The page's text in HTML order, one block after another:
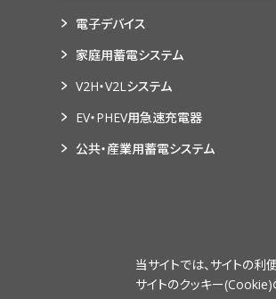
電子デバイス
家庭用蓄電システム
V2H・V2Lシステム
EV・PHEV用急速充電器
公共・産業用蓄電システム
サイトのご利用について ソ
当サイトでは、サイトの利
サイトのクッキー(Cookie)